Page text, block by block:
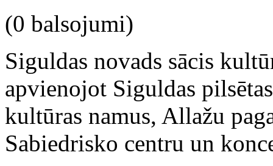
(0 balsojumi)
Siguldas novads sācis
apvienojot Siguldas
kultūras namus, Allažu
Sabiedrisko centru un